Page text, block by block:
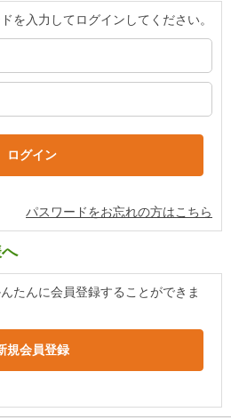
を入力してログインしてください。
パスワードをお忘れの方はこちら
たんに会員登録することができま